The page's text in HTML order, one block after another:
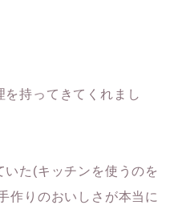
を持ってきてくれまし
た(キッチンを使うのを
作りのおいしさが本当に